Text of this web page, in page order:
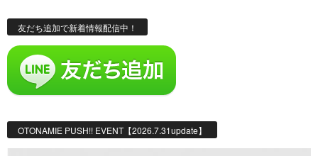
友だち追加で新着情報配信中！
OTONAMIE PUSH!! EVENT【2026.7.31update】